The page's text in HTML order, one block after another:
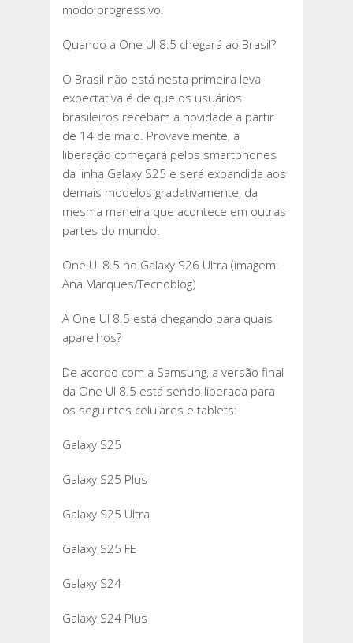
modo progressivo.
Quando a One UI 8.5 chegará ao Brasil?
O Brasil não está nesta primeira leva
expectativa é de que os usuários
brasileiros recebam a novidade a partir
de 14 de maio. Provavelmente, a
liberação começará pelos smartphones
da linha Galaxy S25 e será expandida aos
demais modelos gradativamente, da
mesma maneira que acontece em outras
partes do mundo.
One UI 8.5 no Galaxy S26 Ultra (imagem:
Ana Marques/Tecnoblog)
A One UI 8.5 está chegando para quais
aparelhos?
De acordo com a Samsung, a versão final
da One UI 8.5 está sendo liberada para
os seguintes celulares e tablets:
Galaxy S25
Galaxy S25 Plus
Galaxy S25 Ultra
Galaxy S25 FE
Galaxy S24
Galaxy S24 Plus